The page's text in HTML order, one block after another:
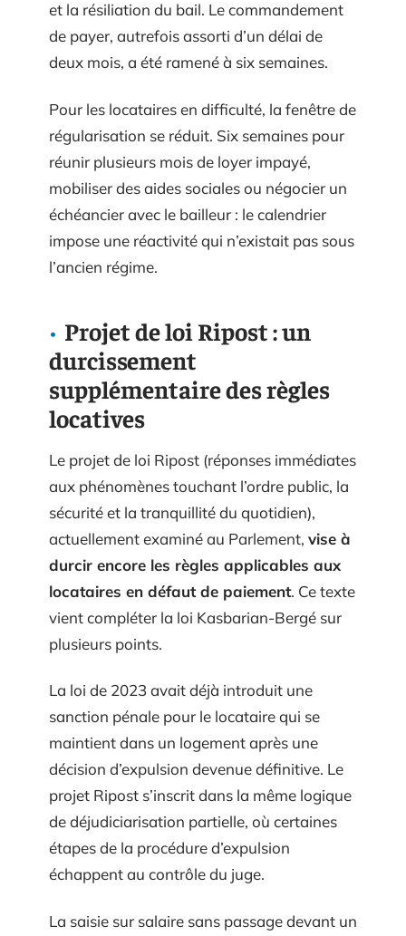
et la résiliation du bail. Le commandement
de payer, autrefois assorti d’un délai de
deux mois, a été ramené à six semaines.
Pour les locataires en difficulté, la fenêtre de
régularisation se réduit. Six semaines pour
réunir plusieurs mois de loyer impayé,
mobiliser des aides sociales ou négocier un
échéancier avec le bailleur : le calendrier
impose une réactivité qui n’existait pas sous
l’ancien régime.
Projet de loi Ripost : un
durcissement
supplémentaire des règles
locatives
Le projet de loi Ripost (réponses immédiates
aux phénomènes touchant l’ordre public, la
sécurité et la tranquillité du quotidien),
actuellement examiné au Parlement, vise à
durcir encore les règles applicables aux
locataires en défaut de paiement. Ce texte
vient compléter la loi Kasbarian-Bergé sur
plusieurs points.
La loi de 2023 avait déjà introduit une
sanction pénale pour le locataire qui se
maintient dans un logement après une
décision d’expulsion devenue définitive. Le
projet Ripost s’inscrit dans la même logique
de déjudiciarisation partielle, où certaines
étapes de la procédure d’expulsion
échappent au contrôle du juge.
La saisie sur salaire sans passage devant un